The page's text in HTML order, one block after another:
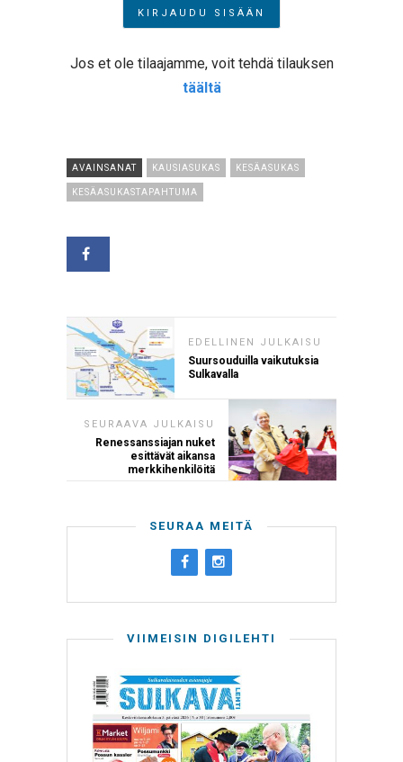
Jos et ole tilaajamme, voit tehdä tilauksen
täältä
AVAINSANAT KAUSIASUKAS KESÄASUKAS
KESÄASUKASTAPAHTUMA
EDELLINEN JULKAISU
Suursouduilla vaikutuksia
Sulkavalla
SEURAAVA JULKAISU
Renessanssiajan nuket
esittävät aikansa
merkkihenkilöitä
SEURAA MEITÄ
VIIMEISIN DIGILEHTI